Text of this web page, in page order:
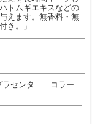
トムギエキスなどの
えます。無香料・無
き。」
センタ コラー